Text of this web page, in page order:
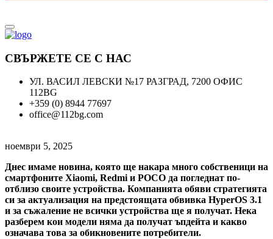
СВЪРЖЕТЕ СЕ С НАС
УЛ. ВАСИЛ ЛЕВСКИ №17 РАЗГРАД, 7200 ОФИС
112BG
+359 (0) 8944 77697
office@112bg.com
ноември 5, 2025
Днес имаме новина, която ще накара много собственици на
смартфоните Xiaomi, Redmi и POCO да погледнат по-
отблизо своите устройства. Компанията обяви стратегията
си за актуализация на предстоящата обвивка HyperOS 3.1
и за съжаление не всички устройства ще я получат. Нека
разберем кои модели няма да получат ъпдейта и какво
означава това за обикновените потребители.